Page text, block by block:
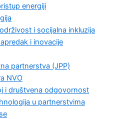
energiji
i socijalna inkluzija
i inovacije
partnerstva (JPP)
NVO
i društvena odgovornost
u partnerstvima